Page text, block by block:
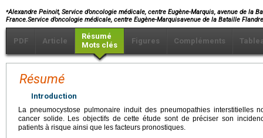
⁎Alexandre Peinoit, Service d’oncologie médicale, centre Eugène-Marquis, avenue de la
France.Service d’oncologie médicale, centre Eugène-Marquisavenue de la Bataille
PDF Article
Résumé
Mots clés
Figures Compléments
Résumé
Introduction
La pneumocystose pulmonaire induit des pneumopathies interstitielles
cancer solide. Les objectifs de cette étude sont de préciser son
patients à risque ainsi que les facteurs pronostiques.